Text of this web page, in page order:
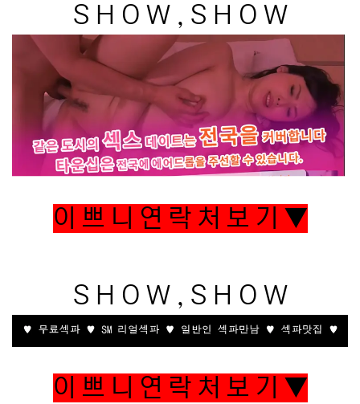
S H O W , S H O W
이 쁘 니 연 락 처 보 기 ▼
S H O W , S H O W
이 쁘 니 연 락 처 보 기 ▼